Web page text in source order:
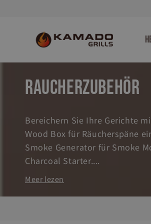
K
a
t
e
g
Raucherzubehör
Bereichern Sie Ihre Gerichte
Wood Box für Räucherspäne
Smoke Generator für Smoke
Charcoal Starter....
Meer lezen